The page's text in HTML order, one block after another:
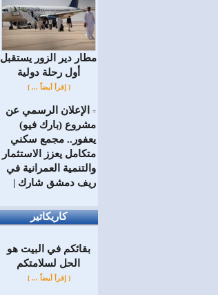
مطار دير الزور يستقبل
أول رحلة دولية
[ إقرأ أيضاً ... ]
=
الإعلان الرسمي عن
مشروع (بارك فيو)
يعفور.. مجمع سكني
متكامل يعزز الاستثمار
والتنمية العمرانية في
ريف دمشق شارك |
كاريكاتير
بقائكم في البيت هو
الحل لسلامتكم
[ إقرأ أيضاً ... ]